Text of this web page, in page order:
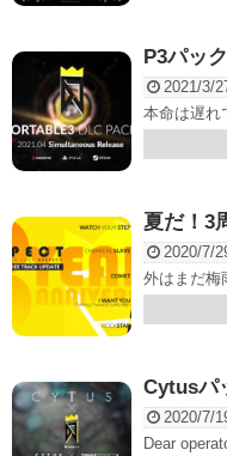
P3パッ
2021/3/
本命は遅れ
夏だ！3
2020/7/
外はまだ梅
Cytusパ
2020/7/
Dear